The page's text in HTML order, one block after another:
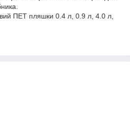
ПЕТ пляшки 0.4 л, 0.9 л, 4.0 л,